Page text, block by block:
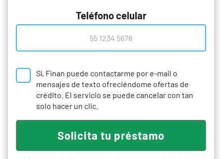
Teléfono celular
Sí, Finan puede contactarme por e-mail o
mensajes de texto ofreciéndome ofertas de
crédito. El servicio se puede cancelar con tan
solo hacer un clic.